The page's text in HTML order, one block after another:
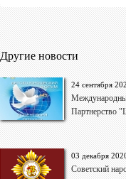
Другие новости
24 сентября
Партнерство
03 декабря
Советский